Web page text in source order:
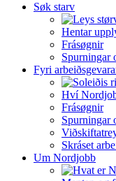
Søk starv
Hentar
Frásøgnir
Spurningar
Fyri
Hví
Frásøgnir
Spurningar
Skráset
Um Nordjobb